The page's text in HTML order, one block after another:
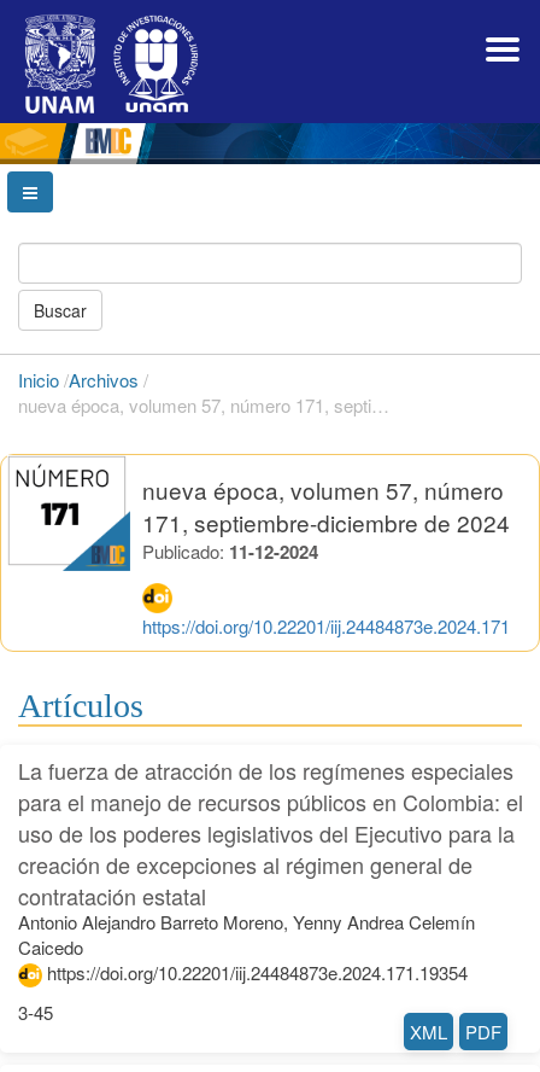
Navegación
principal
Contenido
principal
Barra
lateral
Buscar
Inicio/Archivos /
nueva época, volumen 57, número 171, septiembre-diciembre de 2024
nueva época, volumen 57, número
171, septiembre-diciembre de 2024
Publicado: 11-12-2024
https://doi.org/10.22201/iij.24484873e.2024.171
Artículos
La fuerza de atracción de los regímenes especiales
para el manejo de recursos públicos en Colombia: el
uso de los poderes legislativos del Ejecutivo para la
creación de excepciones al régimen general de
contratación estatal
Antonio Alejandro Barreto Moreno, Yenny Andrea Celemín
Caicedo
https://doi.org/10.22201/iij.24484873e.2024.171.19354
3-45
PDF
XML